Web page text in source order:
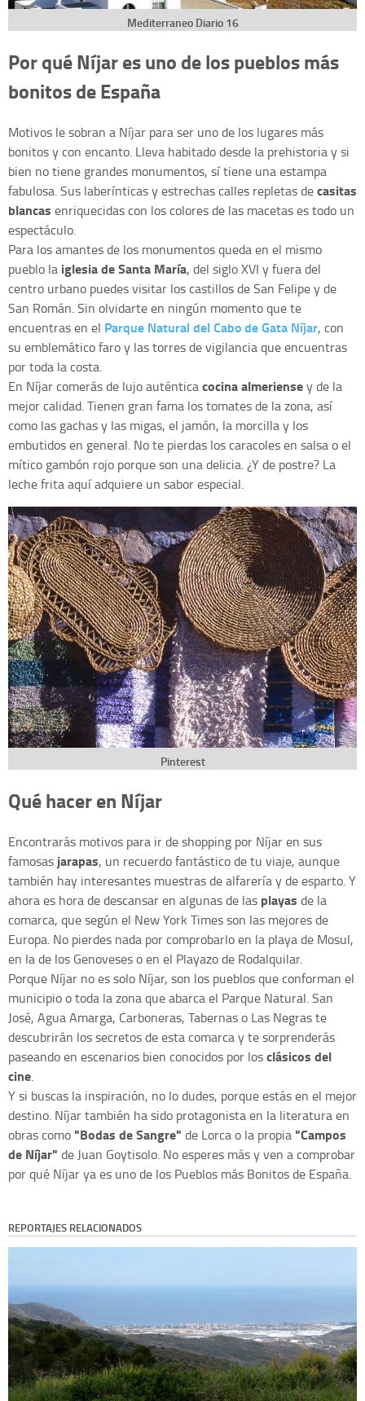
Mediterraneo Diario 16
Por qué Níjar es uno de los pueblos más
bonitos de España
Motivos le sobran a Níjar para ser uno de los lugares más
bonitos y con encanto. Lleva habitado desde la prehistoria y si
bien no tiene grandes monumentos, sí tiene una estampa
fabulosa. Sus laberínticas y estrechas calles repletas decasitas
blancas enriquecidas con los colores de las macetas es todo un
espectáculo.
Para los amantes de los monumentos queda en el mismo
pueblo la iglesia de Santa María, del siglo XVI y fuera del
centro urbano puedes visitar los castillos de San Felipe y de
San Román. Sin olvidarte en ningún momento que te
encuentras en el Parque Natural del Cabo de Gata Níjar, con
su emblemático faro y las torres de vigilancia que encuentras
por toda la costa.
En Níjar comerás de lujo auténticacocina almeriensey de la
mejor calidad. Tienen gran fama los tomates de la zona, así
como las gachas y las migas, el jamón, la morcilla y los
embutidos en general. No te pierdas los caracoles en salsa o el
mítico gambón rojo porque son una delicia. ¿Y de postre? La
leche frita aquí adquiere un sabor especial.
Pinterest
Qué hacer en Níjar
Encontrarás motivos para ir de shopping por Níjar en sus
famosas jarapas, un recuerdo fantástico de tu viaje, aunque
también hay interesantes muestras de alfarería y de esparto. Y
ahora es hora de descansar en algunas de las playas de la
comarca, que según el New York Times son las mejores de
Europa. No pierdes nada por comprobarlo en la playa de Mosul,
en la de los Genoveses o en el Playazo de Rodalquilar.
Porque Níjar no es solo Níjar, son los pueblos que conforman el
municipio o toda la zona que abarca el Parque Natural. San
José, Agua Amarga, Carboneras, Tabernas o Las Negras te
descubrirán los secretos de esta comarca y te sorprenderás
paseando en escenarios bien conocidos por losclásicos del
cine.
Y si buscas la inspiración, no lo dudes, porque estás en el mejor
destino. Níjar también ha sido protagonista en la literatura en
obras como "Bodas de Sangre" de Lorca o la propia "Campos
de Níjar" de Juan Goytisolo. No esperes más y ven a comprobar
por qué Níjar ya es uno de los Pueblos más Bonitos de España.
REPORTAJES RELACIONADOS